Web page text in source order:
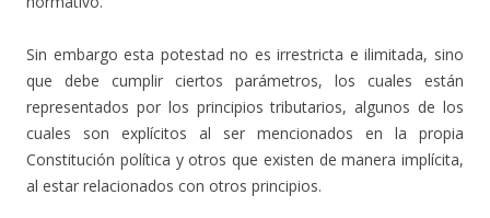
Sin embargo esta potestad no es irrestricta e ilimitada, sino
que debe cumplir ciertos parámetros, los cuales están
representados por los principios tributarios, algunos de los
cuales son explícitos al ser mencionados en la propia
Constitución política y otros que existen de manera implícita,
al estar relacionados con otros principios.